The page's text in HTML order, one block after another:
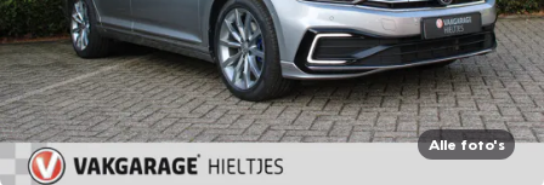
Alle foto's